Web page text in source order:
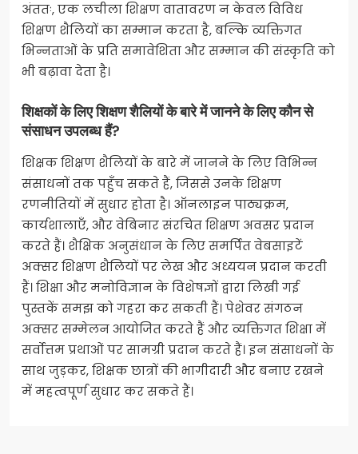
अंततः, एक लचीला शिक्षण वातावरण न केवल विविध
शिक्षण शैलियों का सम्मान करता है, बल्कि व्यक्तिगत
भिन्नताओं के प्रति समावेशिता और सम्मान की संस्कृति को
भी बढ़ावा देता है।
शिक्षकों के लिए शिक्षण शैलियों के बारे में जानने के लिए कौन से
संसाधन उपलब्ध हैं?
शिक्षक शिक्षण शैलियों के बारे में जानने के लिए विभिन्न
संसाधनों तक पहुँच सकते हैं, जिससे उनके शिक्षण
रणनीतियों में सुधार होता है। ऑनलाइन पाठ्यक्रम,
कार्यशालाएँ, और वेबिनार संरचित शिक्षण अवसर प्रदान
करते हैं। शैक्षिक अनुसंधान के लिए समर्पित वेबसाइटें
अक्सर शिक्षण शैलियों पर लेख और अध्ययन प्रदान करती
हैं। शिक्षा और मनोविज्ञान के विशेषज्ञों द्वारा लिखी गई
पुस्तकें समझ को गहरा कर सकती हैं। पेशेवर संगठन
अक्सर सम्मेलन आयोजित करते हैं और व्यक्तिगत शिक्षा में
सर्वोत्तम प्रथाओं पर सामग्री प्रदान करते हैं। इन संसाधनों के
साथ जुड़कर, शिक्षक छात्रों की भागीदारी और बनाए रखने
में महत्वपूर्ण सुधार कर सकते हैं।